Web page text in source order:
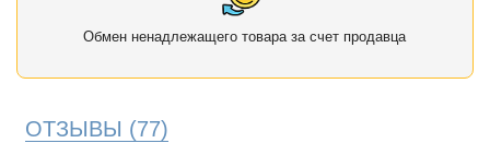
Обмен ненадлежащего товара за счет продавца
ОТЗЫВЫ (77)